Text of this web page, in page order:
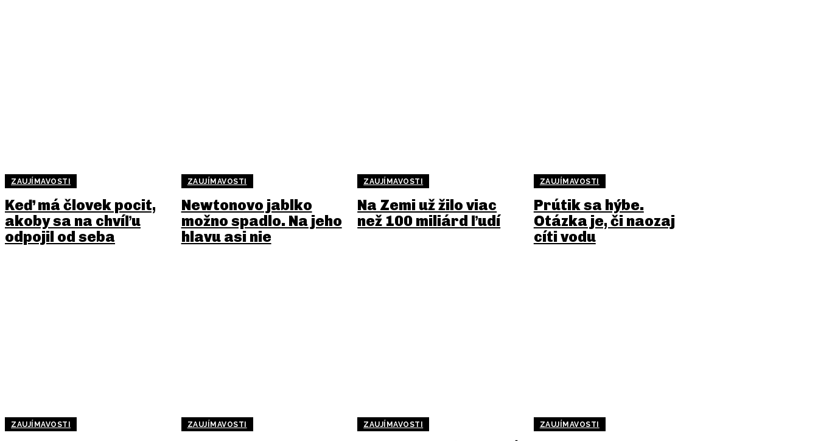
ZAUJÍMAVOSTI
Keď má človek pocit,
akoby sa na chvíľu
odpojil od seba
ZAUJÍMAVOSTI
Newtonovo jablko
možno spadlo. Na jeho
hlavu asi nie
ZAUJÍMAVOSTI
Na Zemi už žilo viac
než 100 miliárd ľudí
ZAUJÍMAVOSTI
Prútik sa hýbe.
Otázka je, či naozaj
cíti vodu
ZAUJÍMAVOSTI ZAUJÍMAVOSTI ZAUJÍMAVOSTI ZAUJÍMAVOSTI